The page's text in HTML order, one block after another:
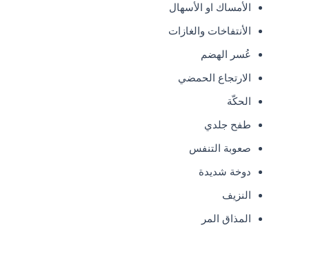
الأمساك او الأسهال
الأنتفاخات والغازات
عُسر الهضم
الارتجاع الحمضي
الحكّة
طفح جلدي
صعوبة التنفس
دوخة شديدة
النزيف
المذاق المر